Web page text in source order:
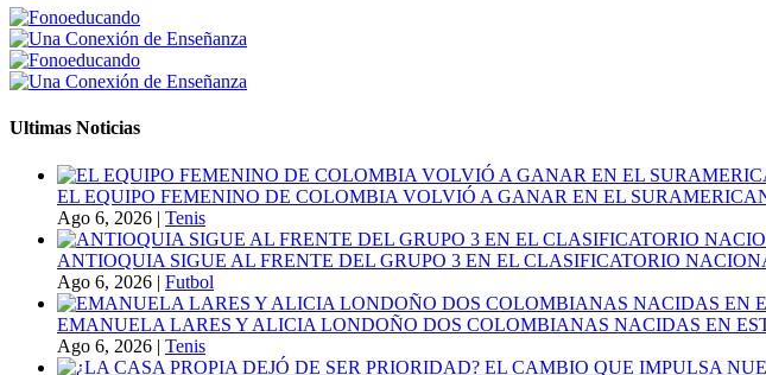
Ultimas Noticias
EL EQUIPO FEMENINO DE COLOMBIA VOLVIÓ A GANAR EN EL
Ago 6, 2026 | Tenis
ANTIOQUIA SIGUE AL FRENTE DEL GRUPO 3 EN EL CLASIFICATORIO
Ago 6, 2026 | Futbol
EMANUELA LARES Y ALICIA LONDOÑO DOS COLOMBIANAS NACIDAS EN
Ago 6, 2026 | Tenis